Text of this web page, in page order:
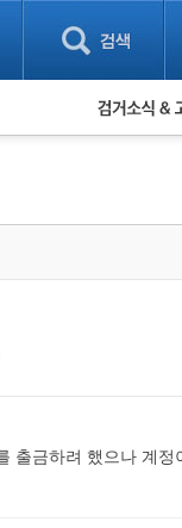
검거 소식
출금하려 했으나 계